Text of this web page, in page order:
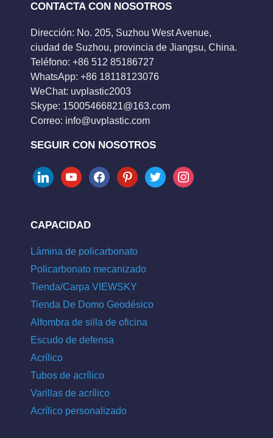
CONTACTA CON NOSOTROS
Dirección: No. 205, Suzhou West Avenue,
ciudad de Suzhou, provincia de Jiangsu, China.
Teléfono: +86 512 85186727
WhatsApp: +86 18118123076
WeChat: uvplastic2003
Skype: 15005466821@163.com
Correo: info@uvplastic.com
SEGUIR CON NOSOTROS
linkedinyoutubefacebookpinteresttwitter instagram
CAPACIDAD
Lámina de policarbonato
Policarbonato mecanizado
Tienda/Carpa VIEWSKY
Tienda De Domo Geodésico
Alfombra de silla de oficina
Escudo de defensa
Acrílico
Tubos de acrílico
Varillas de acrílico
Acrílico personalizado